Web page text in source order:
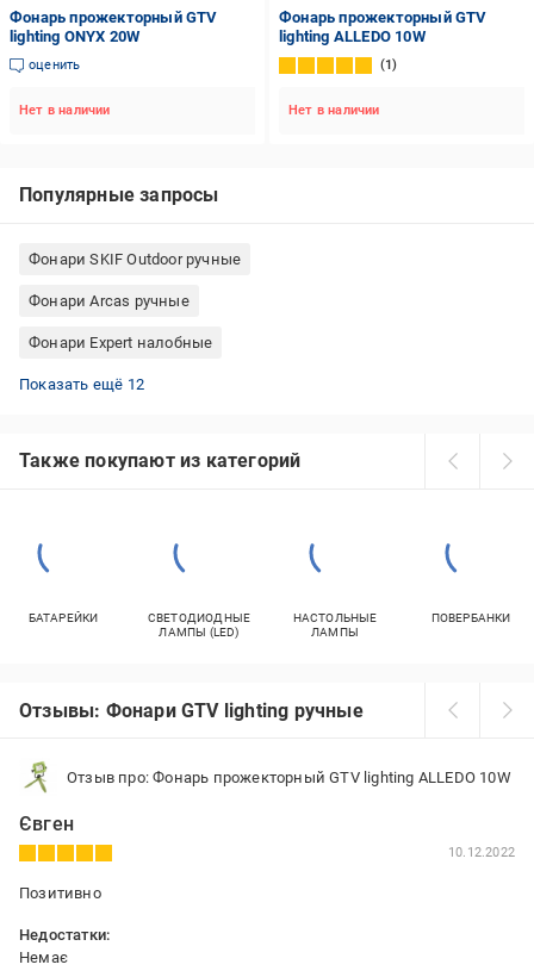
Фонарь прожекторный GTV
lighting ONYX 20W
оценить
Нет в наличии
Фонарь прожекторный GTV
lighting ALLEDO 10W
1
Нет в наличии
Популярные запросы
Фонари SKIF Outdoor ручные
Фонари Arcas ручные
Фонари Expert налобные
Фонари Moon велосипедные
Налобные фонари Petzl
Фонари Treker ручные
Налобные фонари с usb зарядкой
Фонари DPM ручные
Ручные фонари аккумуляторные
Фонари Westinghouse налобные
Фонари Police налобные
Тактические фонари с красным светом
Налобные фонари для рыбалки
Фонари KLS велосипедные
Фонари Fenix ручные
Показать ещё 12
Также покупают из категорий
БАТАРЕЙКИ
СВЕТОДИОДНЫЕ
ЛАМПЫ (LED)
НАСТОЛЬНЫЕ
ЛАМПЫ
ПОВЕРБАНКИ
Отзывы: Фонари GTV lighting ручные
Отзыв про: Фонарь прожекторный GTV lighting ALLEDO 10W
Євген
10.12.2022
Позитивно
Недостатки:
Немає